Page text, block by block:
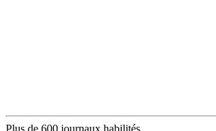
Plus de 600 journaux habilités